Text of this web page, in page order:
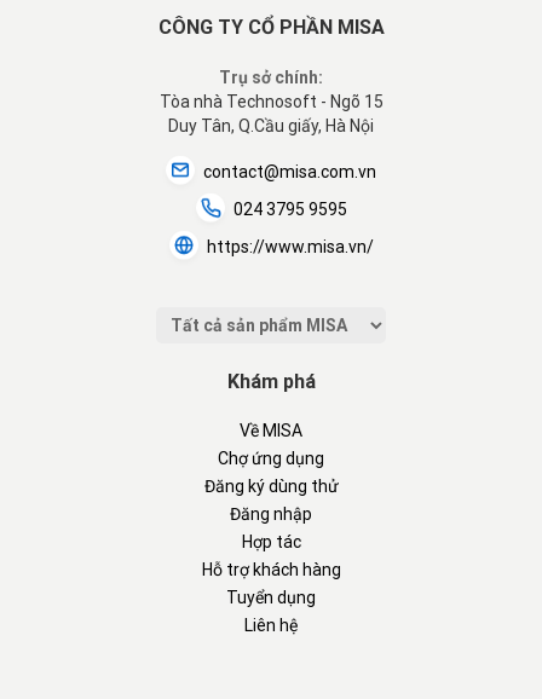
CÔNG TY CỔ PHẦN MISA
Trụ sở chính:
Tòa nhà Technosoft - Ngõ 15
Duy Tân, Q.Cầu giấy, Hà Nội
contact@misa.com.vn
024 3795 9595
https://www.misa.vn/
Khám phá
Về MISA
Chợ ứng dụng
Đăng ký dùng thử
Đăng nhập
Hợp tác
Hỗ trợ khách hàng
Tuyển dụng
Liên hệ